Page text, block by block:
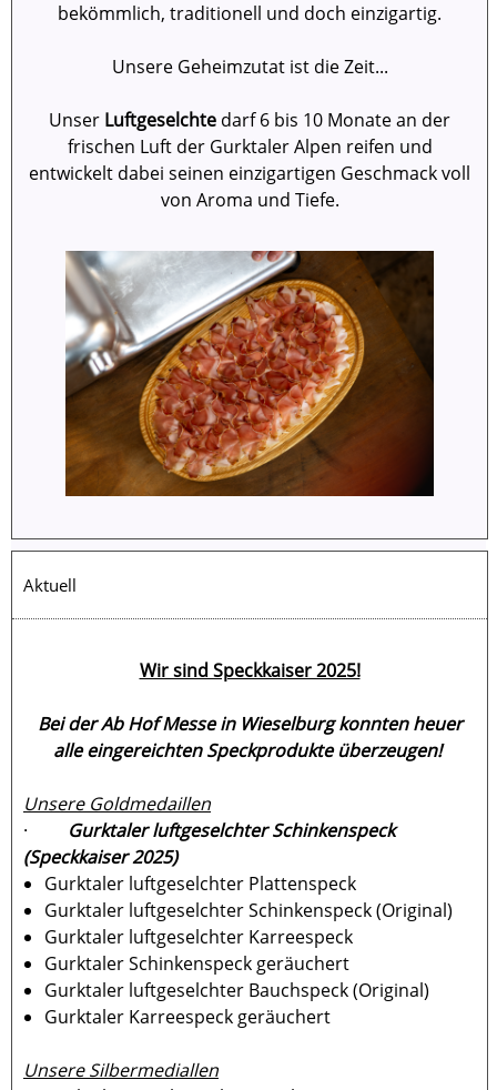
bekömmlich, traditionell und doch einzigartig.
Unsere Geheimzutat ist die Zeit...
Unser Luftgeselchte darf 6 bis 10 Monate an der
frischen Luft der Gurktaler Alpen reifen und
entwickelt dabei seinen einzigartigen Geschmack voll
von Aroma und Tiefe.
Aktuell
Wir sind Speckkaiser 2025!
Bei der Ab Hof Messe in Wieselburg konnten heuer
alle eingereichten Speckprodukte überzeugen!
Unsere Goldmedaillen
· Gurktaler luftgeselchter Schinkenspeck
(Speckkaiser 2025)
Gurktaler luftgeselchter Plattenspeck
Gurktaler luftgeselchter Schinkenspeck (Original)
Gurktaler luftgeselchter Karreespeck
Gurktaler Schinkenspeck geräuchert
Gurktaler luftgeselchter Bauchspeck (Original)
Gurktaler Karreespeck geräuchert
Unsere Silbermediallen